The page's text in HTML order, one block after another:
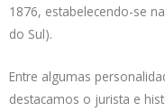
1876, estabelecendo-se
do Sul).
Entre algumas
destacamos o jurista e